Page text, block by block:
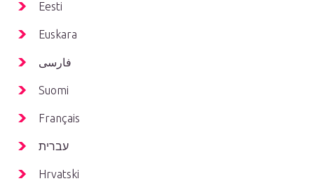
Eesti
Euskara
فارسی
Suomi
Français
עברית
Hrvatski